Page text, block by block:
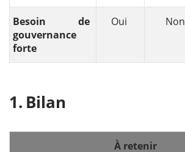
Besoin de
gouvernance
forte
Oui Non
Bilan
À retenir